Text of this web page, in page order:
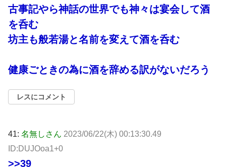
古事記やら神話の世界でも神々は宴会して酒
を呑む
坊主も般若湯と名前を変えて酒を呑む
健康ごときの為に酒を辞める訳がないだろう
レスにコメント
41: 名無しさん 2023/06/22(木) 00:13:30.49
ID:DUJOoa1+0
>>39